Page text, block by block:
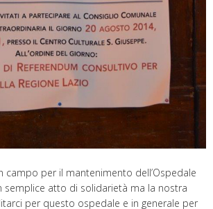
campo per il mantenimento dell’Ospedale
semplice atto di solidarietà ma la nostra
per questo ospedale e in generale per